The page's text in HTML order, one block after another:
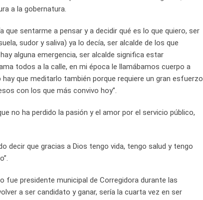
a la gobernatura.
sentarme a pensar y a decidir qué es lo que quiero, ser
sudor y saliva) ya lo decía, ser alcalde de los que
alguna emergencia, ser alcalde significa estar
todos a la calle, en mi época le llamábamos cuerpo a
que meditarlo también porque requiere un gran esfuerzo
con los que más convivo hoy”.
no ha perdido la pasión y el amor por el servicio público,
decir que gracias a Dios tengo vida, tengo salud y tengo
fue presidente municipal de Corregidora durante las
a ser candidato y ganar, sería la cuarta vez en ser